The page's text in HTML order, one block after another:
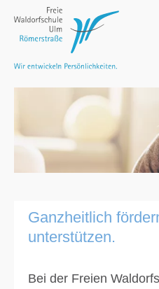
Ganzheitlich
unterstützen.
Bei der Freien